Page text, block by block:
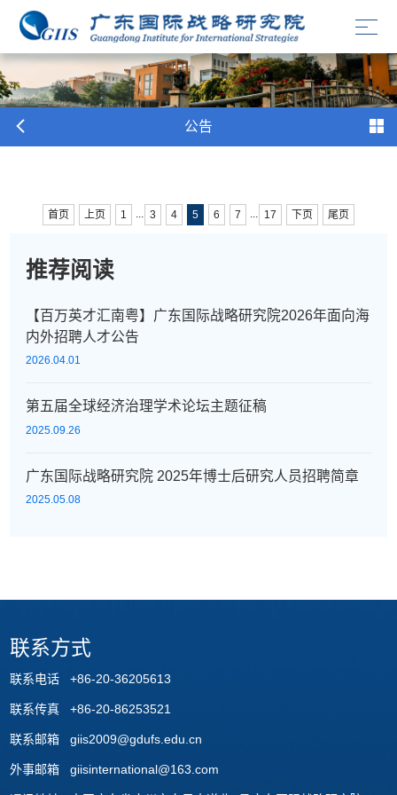
公告
首页 上页 1 ... 3 4 5 6 7 ... 17 下页 尾页
推荐阅读
【百万英才汇南粤】广东国际战略研究院2026年面向海
内外招聘人才公告
2026.04.01
第五届全球经济治理学术论坛主题征稿
2025.09.26
广东国际战略研究院 2025年博士后研究人员招聘简章
2025.05.08
联系方式
联系电话 +86-20-36205613
联系传真 +86-20-86253521
联系邮箱 giis2009@gdufs.edu.cn
外事邮箱 giisinternational@163.com